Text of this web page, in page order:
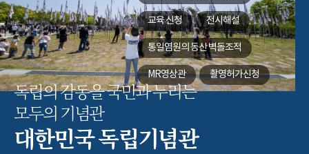
교육 신청 전시해설
통일염원의 동산벽돌조적
MR영상관 촬영허가신청
독립의 감동을 국민과 누리는
모두의 기념관
대한민국 독립기념관